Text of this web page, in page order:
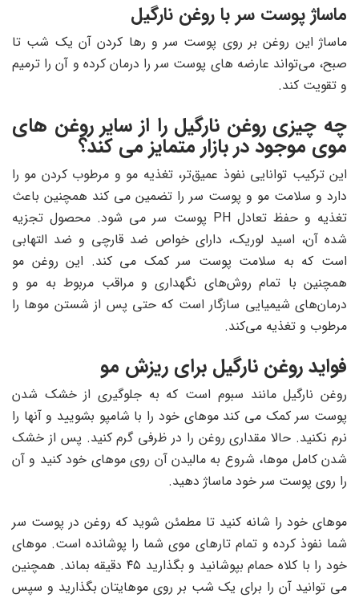
ماساژ پوست سر با روغن نارگیل
ماساژ این روغن بر روی پوست سر و رها کردن آن یک شب تا
صبح، می‌تواند عارضه های پوست سر را درمان کرده و آن را ترمیم
و تقویت کند.
چه چیزی روغن نارگیل را از سایر روغن های
موی موجود در بازار متمایز می کند؟
این ترکیب توانایی نفوذ عمیق‌تر، تغذیه مو و مرطوب کردن مو را
دارد و سلامت مو و پوست سر را تضمین می کند همچنین باعث
تغذیه و حفظ تعادل PH پوست سر می شود. محصول تجزیه
شده آن، اسید لوریک، دارای خواص ضد قارچی و ضد التهابی
است که به سلامت پوست سر کمک می کند. این روغن مو
همچنین با تمام روش‌های نگهداری و مراقب مربوط به مو و
درمان‌های شیمیایی سازگار است که حتی پس از شستن موها را
مرطوب و تغذیه می‌کند.
فواید روغن نارگیل برای ریزش مو
روغن نارگیل مانند سبوم است که به جلوگیری از خشک شدن
پوست سر کمک می کند موهای خود را با شامپو بشویید و آنها را
نرم نکنید. حالا مقداری روغن را در ظرفی گرم کنید. پس از خشک
شدن کامل موها، شروع به مالیدن آن روی موهای خود کنید و آن
را روی پوست سر خود ماساژ دهید.
موهای خود را شانه کنید تا مطمئن شوید که روغن در پوست سر
شما نفوذ کرده و تمام تارهای موی شما را پوشانده است. موهای
خود را با کلاه حمام بپوشانید و بگذارید ۴۵ دقیقه بماند. همچنین
می توانید آن را برای یک شب بر روی موهایتان بگذارید و سپس